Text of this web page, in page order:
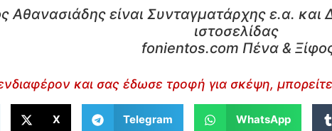
Αθανασιάδης είναι Συνταγματάρχης ε.α. και
ιστοσελίδας
fonientos.com Πένα &
και σας έδωσε τροφή για σκέψη,
X Telegram WhatsApp